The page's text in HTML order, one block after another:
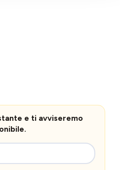
e ti avviseremo